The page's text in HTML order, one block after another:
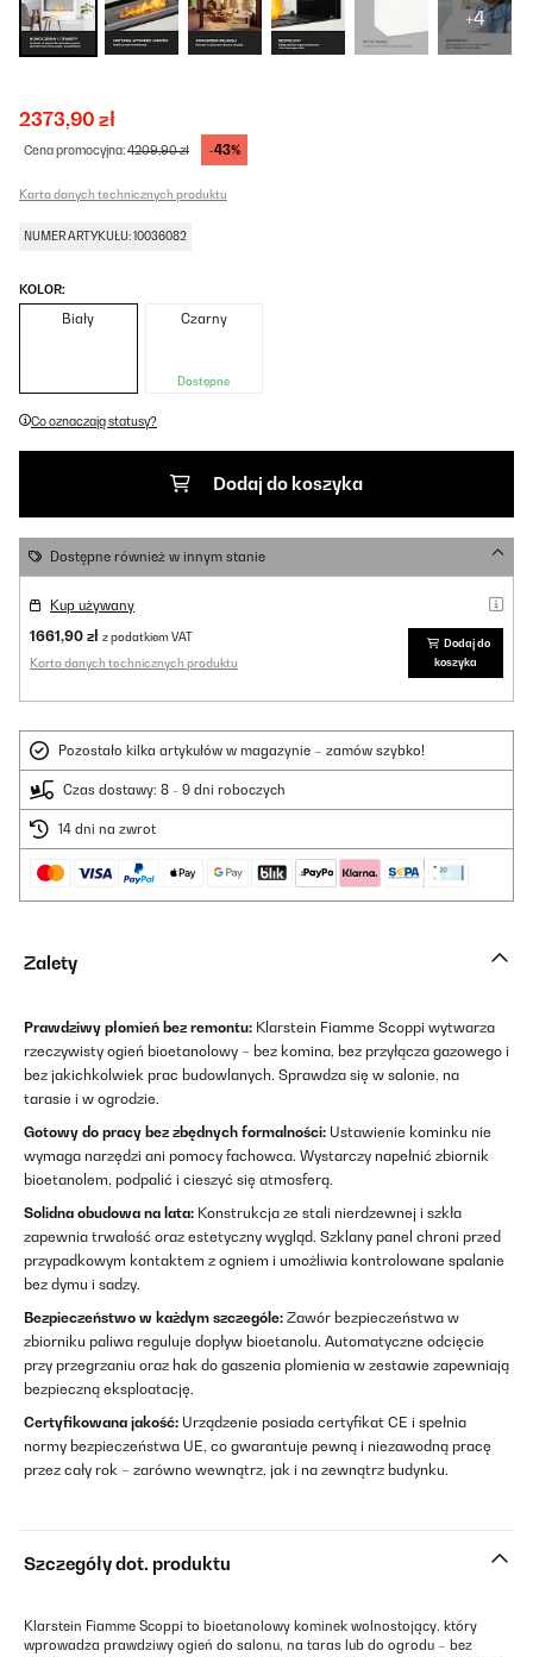
+4
2373,90 zł
Cena promocyjna:4209,90 zł -43%
Karta danych technicznych produktu
NUMER ARTYKUŁU: 10036082
KOLOR:
Biały Czarny
Dostępne
Co oznaczają statusy?
Dodaj do koszyka
Dostępne również w innym stanie
Kup używany
1661,90 zł z podatkiem VAT
Karta danych technicznych produktu
Dodaj do
koszyka
Pozostało kilka artykułów w magazynie – zamów szybko!
Czas dostawy: 8 - 9 dni roboczych
14 dni na zwrot
Zalety
Prawdziwy płomień bez remontu: Klarstein Fiamme Scoppi wytwarza
rzeczywisty ogień bioetanolowy – bez komina, bez przyłącza gazowego i
bez jakichkolwiek prac budowlanych. Sprawdza się w salonie, na
tarasie i w ogrodzie.
Gotowy do pracy bez zbędnych formalności: Ustawienie kominku nie
wymaga narzędzi ani pomocy fachowca. Wystarczy napełnić zbiornik
bioetanolem, podpalić i cieszyć się atmosferą.
Solidna obudowa na lata: Konstrukcja ze stali nierdzewnej i szkła
zapewnia trwałość oraz estetyczny wygląd. Szklany panel chroni przed
przypadkowym kontaktem z ogniem i umożliwia kontrolowane spalanie
bez dymu i sadzy.
Bezpieczeństwo w każdym szczególe: Zawór bezpieczeństwa w
zbiorniku paliwa reguluje dopływ bioetanolu. Automatyczne odcięcie
przy przegrzaniu oraz hak do gaszenia płomienia w zestawie zapewniają
bezpieczną eksploatację.
Certyfikowana jakość: Urządzenie posiada certyfikat CE i spełnia
normy bezpieczeństwa UE, co gwarantuje pewną i niezawodną pracę
przez cały rok – zarówno wewnątrz, jak i na zewnątrz budynku.
Szczegóły dot. produktu
Klarstein Fiamme Scoppi to bioetanolowy kominek wolnostojący, który
wprowadza prawdziwy ogień do salonu, na taras lub do ogrodu – bez